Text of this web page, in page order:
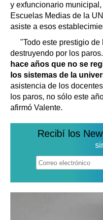
y exfuncionario
Escuelas Medias de la
asiste a esos
"Todo este prestigio
destruyendo por los paros.
hace años que no se
los sistemas de la
asistencia de los
los paros, no sólo este
afirmó Valente.
Recibí los